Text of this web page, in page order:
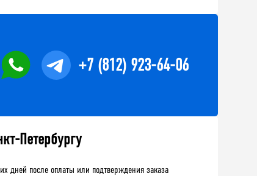
+7 (812) 923-64-06
Петербургу
дней после оплаты или подтверждения заказа